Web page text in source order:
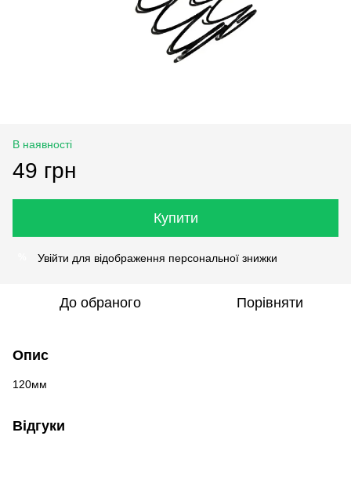
В наявності
49 грн
Купити
Увійти для відображення персональної знижки
До обраного Порівняти
Опис
120мм
Відгуки